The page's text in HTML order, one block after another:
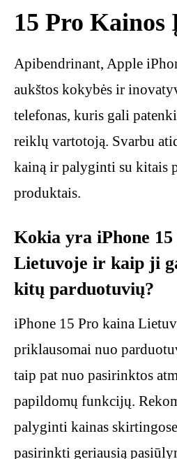
15 Pro
Apibendrinant, Apple
aukštos kokybės ir
telefonas, kuris gali
reiklų vartotoją. Svarbu
kainą ir palyginti su kitais
produktais.
Kokia yra iPhone
Lietuvoje ir kaip ji
kitų parduotuvių?
iPhone 15 Pro kaina
priklausomai nuo
taip pat nuo pasirinktos
papildomų funkcijų.
palyginti kainas
pasirinkti geriausią